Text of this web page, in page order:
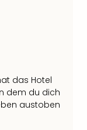
das Hotel
dem du dich
austoben